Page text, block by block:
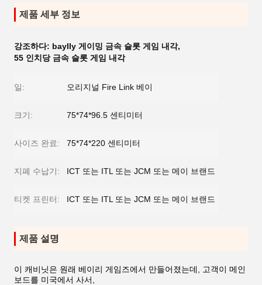
제품 세부 정보
강조하다: bayIIy 게이밍 금속 슬롯 게임 내각,
55 인치당 금속 슬롯 게임 내각
일: 오리지널 Fire Link 베이
크기: 75*74*96.5 센티미터
사이즈 완료: 75*74*220 센티미터
지폐 수납기: ICT 또는 ITL 또는 JCM 또는 메이 브랜드
티켓 프린터: ICT 또는 ITL 또는 JCM 또는 메이 브랜드
제품 설명
이 캐비닛은 원래 베이리 게임즈에서 만들어졌는데, 고객이 메인
보드를 미국에서 사서,